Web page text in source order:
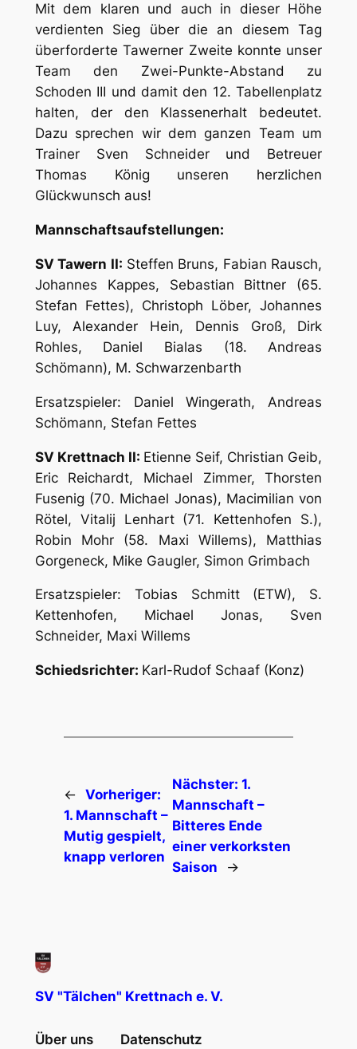
Mit dem klaren und auch in dieser Höhe
verdienten Sieg über die an diesem Tag
überforderte Tawerner Zweite konnte unser
Team den Zwei-Punkte-Abstand zu
Schoden III und damit den 12. Tabellenplatz
halten, der den Klassenerhalt bedeutet.
Dazu sprechen wir dem ganzen Team um
Trainer Sven Schneider und Betreuer
Thomas König unseren herzlichen
Glückwunsch aus!
Mannschaftsaufstellungen:
SV Tawern II: Steffen Bruns, Fabian Rausch,
Johannes Kappes, Sebastian Bittner (65.
Stefan Fettes), Christoph Löber, Johannes
Luy, Alexander Hein, Dennis Groß, Dirk
Rohles, Daniel Bialas (18. Andreas
Schömann), M. Schwarzenbarth
Ersatzspieler: Daniel Wingerath, Andreas
Schömann, Stefan Fettes
SV Krettnach II: Etienne Seif, Christian Geib,
Eric Reichardt, Michael Zimmer, Thorsten
Fusenig (70. Michael Jonas), Macimilian von
Rötel, Vitalij Lenhart (71. Kettenhofen S.),
Robin Mohr (58. Maxi Willems), Matthias
Gorgeneck, Mike Gaugler, Simon Grimbach
Ersatzspieler: Tobias Schmitt (ETW), S.
Kettenhofen, Michael Jonas, Sven
Schneider, Maxi Willems
Schiedsrichter: Karl-Rudof Schaaf (Konz)
← Vorheriger:
1. Mannschaft –
Mutig gespielt,
knapp verloren
Nächster:1.
Mannschaft –
Bitteres Ende
einer verkorksten
Saison
→
SV "Tälchen" Krettnach e. V.
Über uns Datenschutz